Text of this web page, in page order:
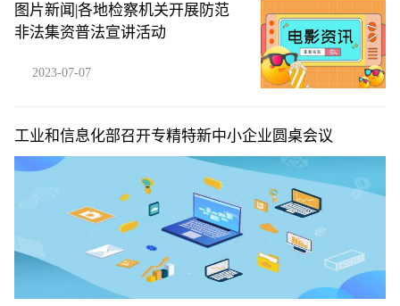
图片新闻|各地检察机关开展防范
非法集资普法宣讲活动
2023-07-07
工业和信息化部召开专精特新中小企业圆桌会议